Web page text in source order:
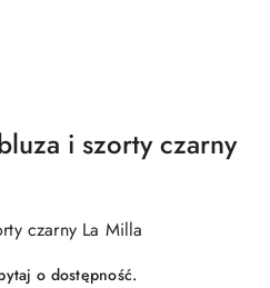
i szorty czarny
czarny La Milla
o dostępność.